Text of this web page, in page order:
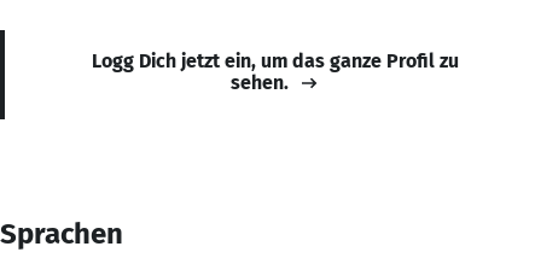
Logg Dich jetzt ein, um das ganze Profil zu
sehen.
Sprachen